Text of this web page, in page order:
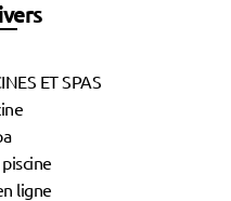
ET SPAS
piscine
ligne